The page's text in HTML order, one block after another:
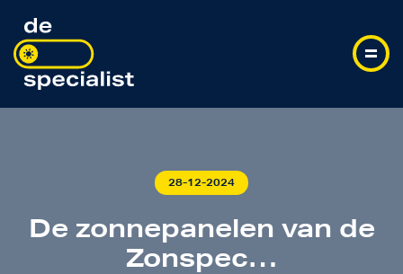
28-12-2024
De zonnepanelen van de
Zonspec…